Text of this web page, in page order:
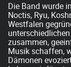
Die Band wurde
Noctis, Ryu,
Westfalen
zusammen,
Musik schaffen,
Dämonen